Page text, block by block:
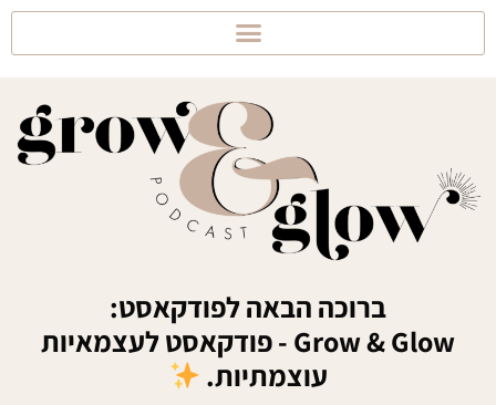
ברוכה הבאה לפודקאסט:
Grow & Glow - פודקאסט לעצמאיות
עוצמתיות.